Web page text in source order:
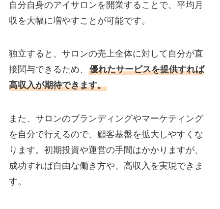
自分自身のアイサロンを開業することで、平均月
収を大幅に増やすことが可能です。
独立すると、サロンの売上全体に対して自分が直
接関与できるため、 優れたサービスを提供すれば
高収入が期待できます。
また、サロンのブランディングやマーケティング
を自分で行えるので、顧客基盤を拡大しやすくな
ります。初期投資や運営の手間はかかりますが、
成功すれば自由な働き方や、高収入を実現できま
す。